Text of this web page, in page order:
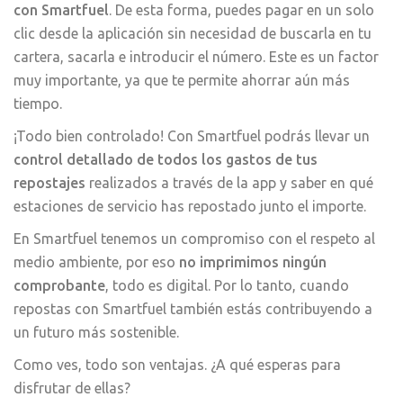
con Smartfuel. De esta forma, puedes pagar en un solo
clic desde la aplicación sin necesidad de buscarla en tu
cartera, sacarla e introducir el número. Este es un factor
muy importante, ya que te permite ahorrar aún más
tiempo.
¡Todo bien controlado! Con Smartfuel podrás llevar un
control detallado de todos los gastos de tus
repostajes realizados a través de la app y saber en qué
estaciones de servicio has repostado junto el importe.
En Smartfuel tenemos un compromiso con el respeto al
medio ambiente, por eso no imprimimos ningún
comprobante, todo es digital. Por lo tanto, cuando
repostas con Smartfuel también estás contribuyendo a
un futuro más sostenible.
Como ves, todo son ventajas. ¿A qué esperas para
disfrutar de ellas?